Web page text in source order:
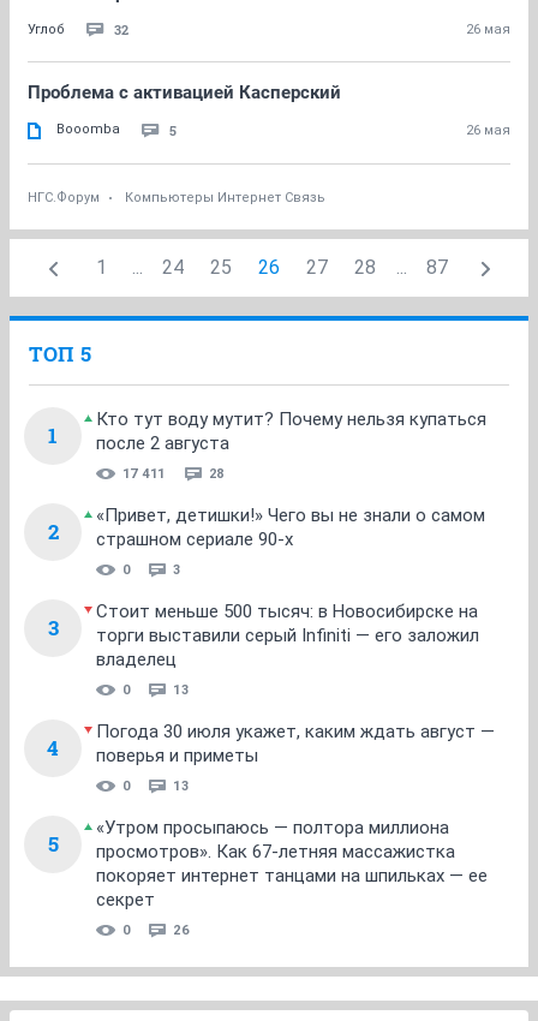
Углоб 32 26 мая
Проблема с активацией Касперский
Booomba 5 26 мая
НГС.Форум Компьютеры Интернет Связь
1 ... 24 25 26 27 28 ... 87
ТОП 5
1
Кто тут воду мутит? Почему нельзя купаться
после 2 августа
17 411 28
2
«Привет, детишки!» Чего вы не знали о самом
страшном сериале 90-х
0 3
3
Стоит меньше 500 тысяч: в Новосибирске на
торги выставили серый Infiniti — его заложил
владелец
0 13
4
Погода 30 июля укажет, каким ждать август —
поверья и приметы
0 13
5
«Утром просыпаюсь — полтора миллиона
просмотров». Как 67-летняя массажистка
покоряет интернет танцами на шпильках — ее
секрет
0 26